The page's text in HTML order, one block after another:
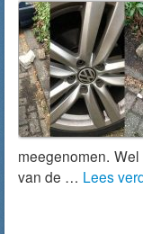
meegenomen.
van de … Lees